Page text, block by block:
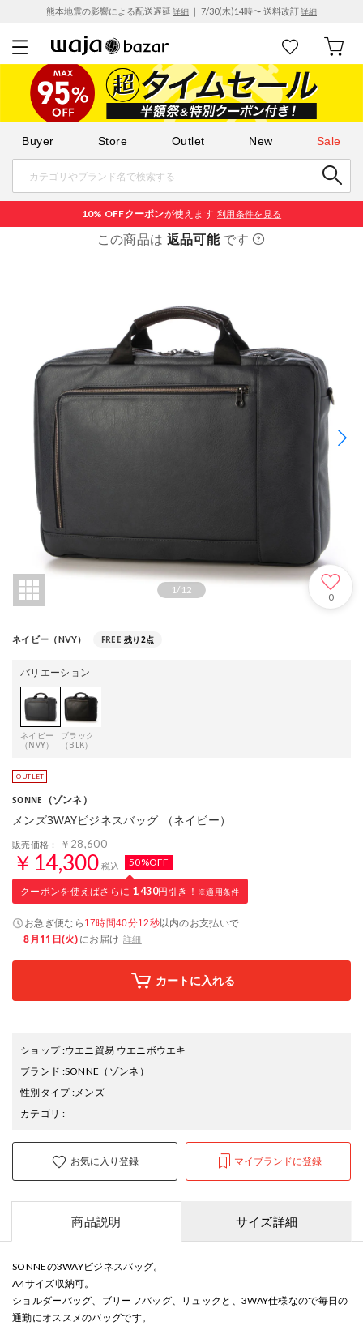
熊本地震の影響による配送遅延 詳細 ｜ 7/30(木)14時〜 送料改訂詳細
Buyer Store Outlet New Sale
10% OFFクーポンが使えます 利用条件を見る
この商品は 返品可能です
1/ 12
0
ネイビー（NVY） FREE 残り2点
バリエーション
ネイビー
（NVY）
ブラック
（BLK）
SONNE （ゾンネ）
メンズ3WAYビジネスバッグ （ネイビー）
販売価格： ￥28,600
￥14,300 税込 50%OFF
クーポンを使えばさらに 1,430円引き！ ※適用条件
お急ぎ便なら 17時間40分11秒以内のお支払いで
8月11日(火)にお届け 詳細
カートに入れる
ショップ:ウエニ貿易 ウエニボウエキ
ブランド :SONNE （ゾンネ）
性別タイプ: メンズ
カテゴリ :
お気に入り登録 マイブランドに登録
商品説明 サイズ詳細
SONNEの3WAYビジネスバッグ。
A4サイズ収納可。
ショルダーバッグ、ブリーフバッグ、リュックと、3WAY仕様なので毎日の
通勤にオススメのバッグです。